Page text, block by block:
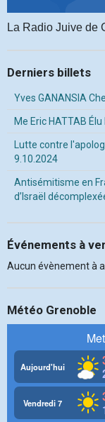
La Radio Juive de
Derniers billets
Yves GANANSIA
Me Eric HATTAB
Lutte contre
9.10.2024
Antisémitisme en
d’Israël
Événements à
Aucun évènement à
Météo Grenoble